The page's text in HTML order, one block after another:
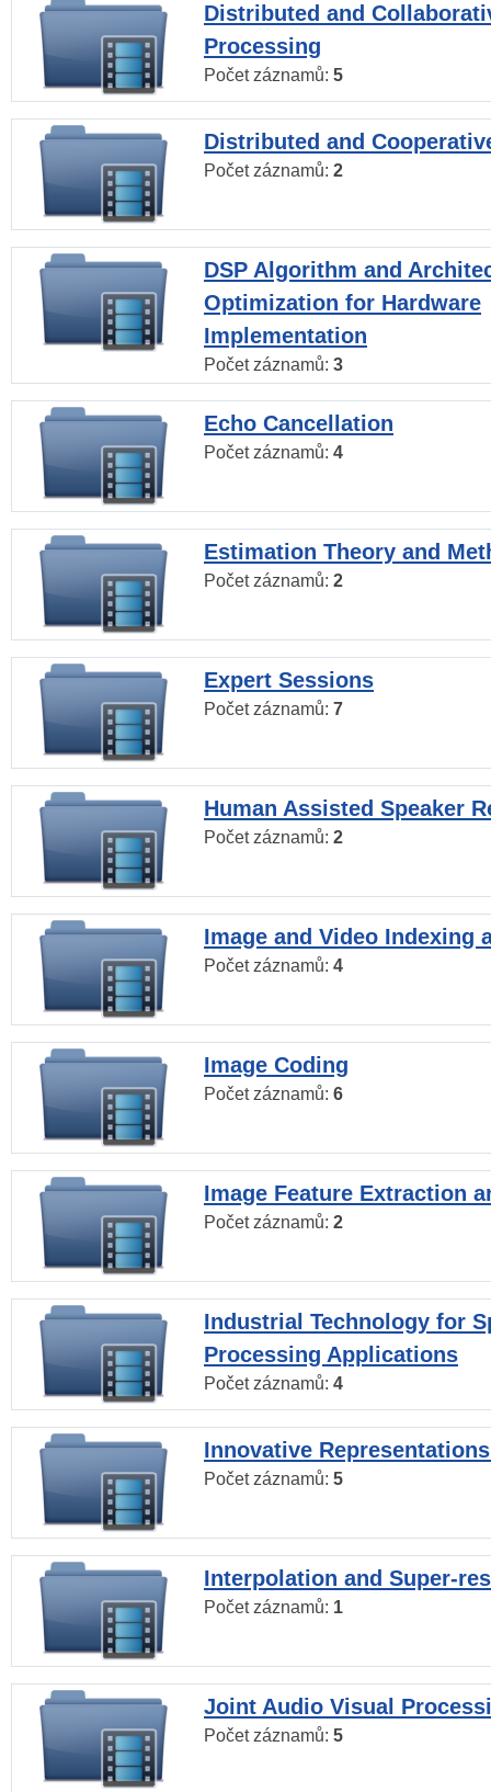
Distributed and
Processing
Počet záznamů: 5
Distributed and
Počet záznamů: 2
DSP Algorithm and
Optimization for Hardware
Implementation
Počet záznamů: 3
Echo Cancellation
Počet záznamů: 4
Estimation Theory and
Počet záznamů: 2
Expert Sessions
Počet záznamů: 7
Human Assisted Speaker
Počet záznamů: 2
Image and Video Indexing
Počet záznamů: 4
Image Coding
Počet záznamů: 6
Image Feature Extraction
Počet záznamů: 2
Industrial Technology for
Processing Applications
Počet záznamů: 4
Innovative
Počet záznamů: 5
Interpolation and Super-
Počet záznamů: 1
Joint Audio Visual
Počet záznamů: 5